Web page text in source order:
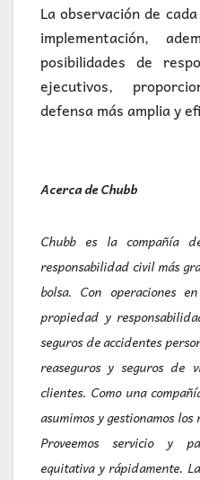
La observación de
implementación,
posibilidades de
ejecutivos,
defensa más amplia y
Acerca de Chubb
Chubb es la compañía
responsabilidad civil más
bolsa. Con operaciones
propiedad y
seguros de accidentes
reaseguros y seguros
clientes. Como una
asumimos y gestionamos
Proveemos servicio y
equitativa y rápidamente.